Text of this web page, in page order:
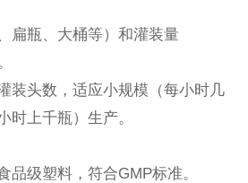
扁瓶、大桶等）和灌装量
装头数，适应小规模（每小时几
时上千瓶）生产。
品级塑料，符合GMP标准。